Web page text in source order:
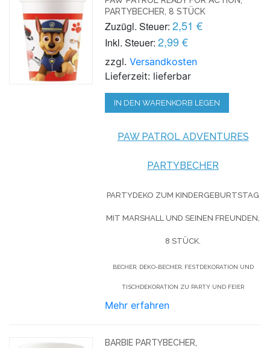
PARTYBECHER, 8 STÜCK
Zuzügl. Steuer: 2,51 €
Inkl. Steuer: 2,99 €
zzgl.Versandkosten
Lieferzeit: lieferbar
IN DEN WARENKORB LEGEN
PAW PATROL ADVENTURES
PARTYBECHER
PARTYDEKO ZUM KINDERGEBURTSTAG
MIT MARSHALL UND SEINEN FREUNDEN,
8 STÜCK.
BECHER, DEKO-BECHER, FESTDEKORATION UND
TISCHDEKORATION ZU PARTY UND FEIER
Mehr erfahren
BARBIE PARTYBECHER,